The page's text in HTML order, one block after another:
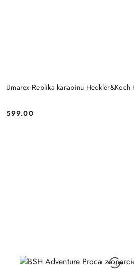
Umarex Replika karabinu Heckler&Koch
Cena:
599.00